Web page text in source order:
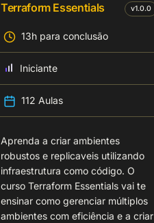
Terraform Essentials v1.0.0
13h para conclusão
Iniciante
112 Aulas
Aprenda a criar ambientes
robustos e replicaveis utilizando
infraestrutura como código. O
curso Terraform Essentials vai te
ensinar como gerenciar múltiplos
ambientes com eficiência e a criar